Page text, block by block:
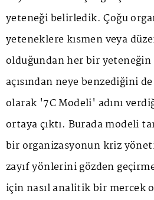
yeteneği belirledik. Çoğu
yeteneklere kısmen veya
olduğundan her bir
açısından neye benzediğini
olarak '7C Modeli' adını
ortaya çıktı. Burada modeli
bir organizasyonun kriz
zayıf yönlerini gözden
için nasıl analitik bir mercek